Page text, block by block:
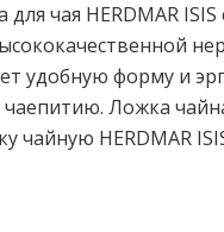
чая HERDMAR
удобную форму и
Ложка
чайную HERDMAR